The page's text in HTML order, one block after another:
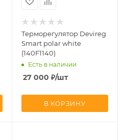
Терморегулятор Devireg
Smart polar white
(140F1140)
Есть в наличии
27 000 ₽/шт
В КОРЗИНУ